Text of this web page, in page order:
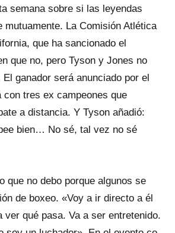
semana sobre si las leyendas
mutuamente. La Comisión Atlética
que ha sancionado el
que no, pero Tyson y Jones no
ganador será anunciado por el
con tres ex campeones que
a distancia. Y Tyson añadió:
bien… No sé, tal vez no sé
que no debo porque algunos se
de boxeo. «Voy a ir directo a él
ver qué pasa. Va a ser entretenido.